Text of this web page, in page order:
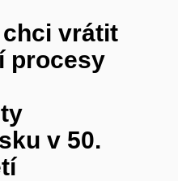
vrátit
procesy
v 50.